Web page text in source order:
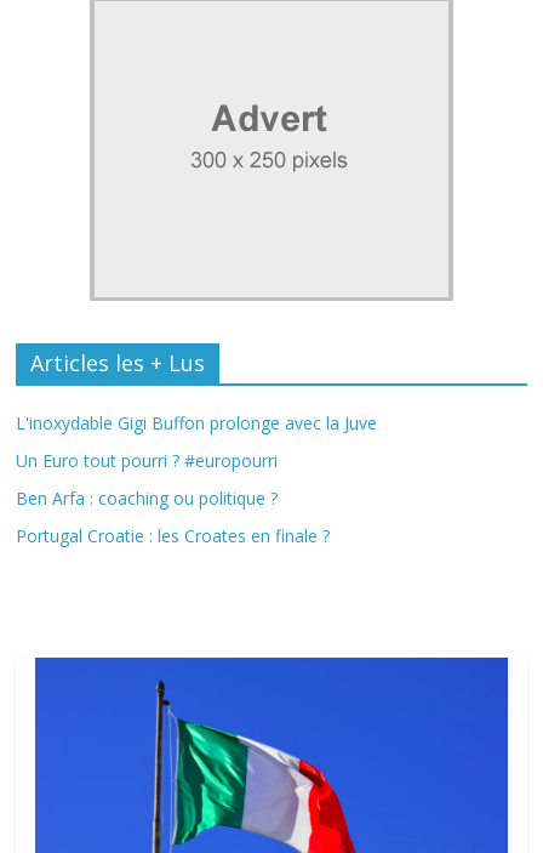
Articles les + Lus
L'inoxydable Gigi Buffon prolonge avec la Juve
Un Euro tout pourri ? #europourri
Ben Arfa : coaching ou politique ?
Portugal Croatie : les Croates en finale ?